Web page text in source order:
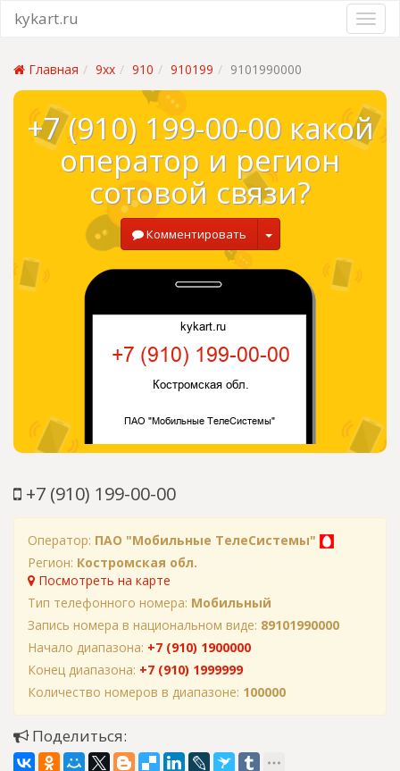
kykart.ru
Главная 9xx 910 910199 9101990000
+7 (910) 199-00-00 какой
оператор и регион
сотовой связи?
Комментировать
+7 (910) 199-00-00
Оператор: ПАО "Мобильные ТелеСистемы"
Регион: Костромская обл.
Посмотреть на карте
Тип телефонного номера: Мобильный
Запись номера в национальном виде: 89101990000
Начало диапазона: +7 (910) 1900000
Конец диапазона: +7 (910) 1999999
Количество номеров в диапазоне: 100000
Поделиться: